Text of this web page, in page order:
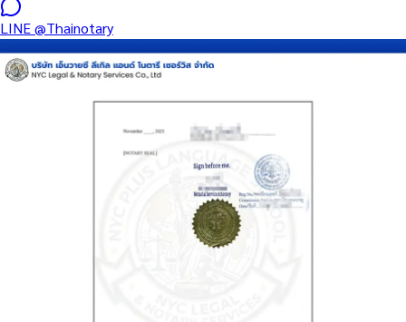
LINE@Thainotary